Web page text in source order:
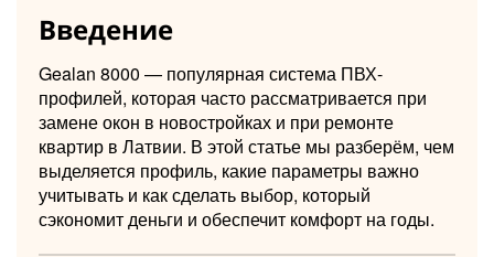
Введение
Gealan 8000 — популярная система ПВХ-
профилей, которая часто рассматривается при
замене окон в новостройках и при ремонте
квартир в Латвии. В этой статье мы разберём, чем
выделяется профиль, какие параметры важно
учитывать и как сделать выбор, который
сэкономит деньги и обеспечит комфорт на годы.